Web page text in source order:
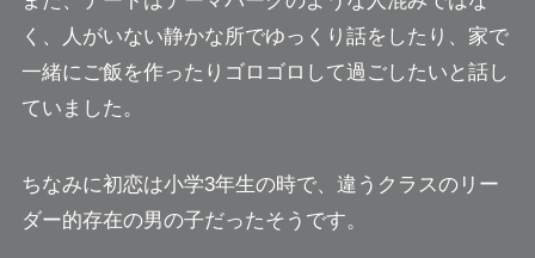
く、人がいない静かな所でゆっくり話をしたり、家で
一緒にご飯を作ったりゴロゴロして過ごしたいと話し
ていました。
ちなみに初恋は小学3年生の時で、違うクラスのリー
ダー的存在の男の子だったそうです。